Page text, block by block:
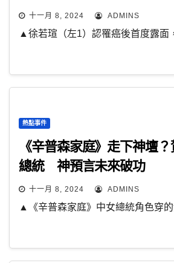
十一月 8, 2024 ADMINS
▲徐若瑄（左1）認罹癌後首度露面
熱點事件
《辛普森家庭》走下神壇
總統 神預言未來破功
十一月 8, 2024 ADMINS
▲《辛普森家庭》中女總統角色穿